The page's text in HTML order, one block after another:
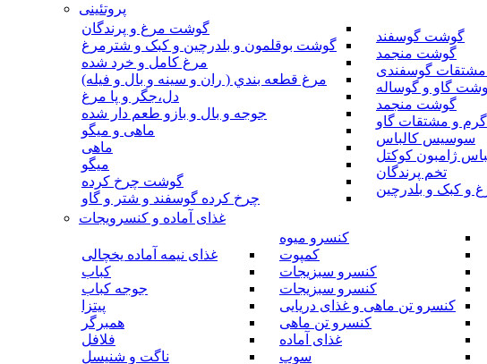
پروتئینی
گوشت گوسفند
گوشت منجمد
گوسفندی
گاو و گوساله
گوشت منجمد
و مشتقات گاو
سوسیس کالباس
ژامبون کوکتل
تخم پرندگان
و کبک و بلدرچین
گوشت مرغ و پرندگان
گوشت بوقلمون و بلدرچین و کبک و شترمرغ
مرغ کامل و خرد شده
مرغ قطعه بندي ( ران و سينه و بال و فيله)
دل،جگر و پا مرغ
جوجه و بال و بازو طعم دار شده
ماهی و میگو
ماهی
میگو
گوشت چرخ کرده
چرخ کرده گوسفند و شتر و گاو
غذای آماده و کنسرویجات
کنسرو میوه
کمپوت
کنسرو سبزیجات
کنسرو سبزیجات
کنسرو تن ماهی و غذای دریایی
کنسرو تن ماهی
غذای آماده
سوپ
غذای نیمه آماده یخچالی
کباب
جوجه کباب
پیتزا
همبرگر
فلافل
ناگت و شنیسل